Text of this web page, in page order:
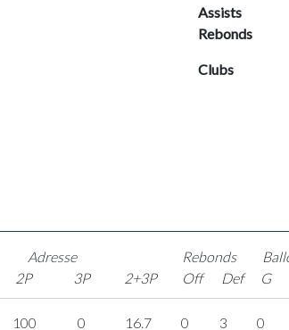
Assists
Rebonds
Clubs
Adresse
2P 3P 2+3P
Rebonds
Off
Def
G
100 0 16.7 0 3 0